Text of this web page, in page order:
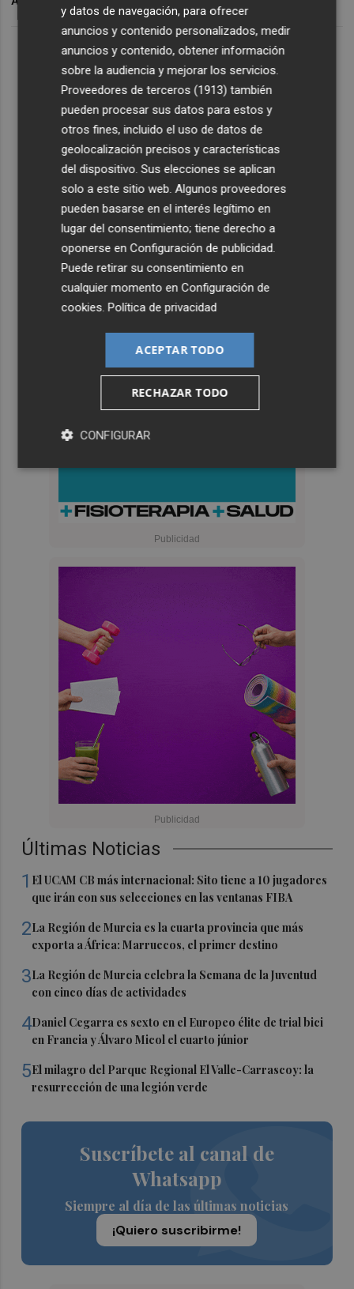
Últimas Noticias
1 El UCAM CB más internacional: Sito tiene a 10 jugadores
que irán con sus selecciones en las ventanas FIBA
2La Región de Murcia es la cuarta provincia que más
exporta a África: Marruecos, el primer destino
3La Región de Murcia celebra la Semana de la Juventud
con cinco días de actividades
4Daniel Cegarra es sexto en el Europeo élite de trial bici
en Francia y Álvaro Micol el cuarto júnior
5El milagro del Parque Regional El Valle-Carrascoy: la
resurrección de una legión verde
Suscríbete al canal de
Whatsapp
Siempre al día de las últimas noticias
¡Quiero suscribirme!
y datos de navegación, para ofrecer
anuncios y contenido personalizados, medir
anuncios y contenido, obtener información
sobre la audiencia y mejorar los servicios.
Proveedores de terceros (1913) también
pueden procesar sus datos para estos y
otros fines, incluido el uso de datos de
geolocalización precisos y características
del dispositivo. Sus elecciones se aplican
solo a este sitio web. Algunos proveedores
pueden basarse en el interés legítimo en
lugar del consentimiento; tiene derecho a
oponerse enConfiguración de publicidad
Puede retirar su consentimiento en
cualquier momento enConfiguración de
cookies .Política de privacidad
ACEPTAR TODO
RECHAZAR TODO
CONFIGURAR